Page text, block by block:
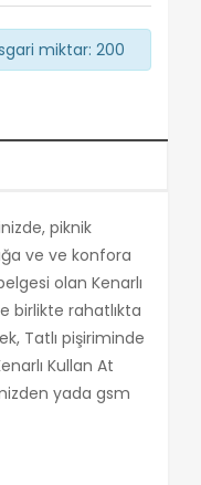
miktar: 200
piknik
ve ve konfora
olan Kenarlı
birlikte rahatlıkta
Tatlı pişiriminde
Kullan At
yada gsm